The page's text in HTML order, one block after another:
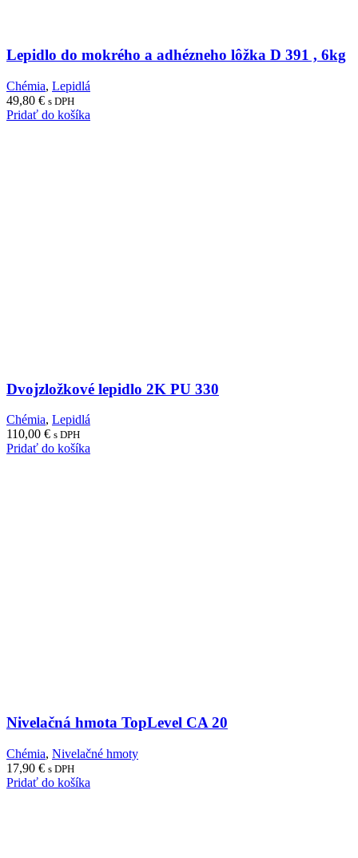
Lepidlo do mokrého a adhézneho lôžka D 391 , 6kg
Chémia, Lepidlá
49,80 € s DPH
Pridať do košíka
Dvojzložkové lepidlo 2K PU 330
Chémia, Lepidlá
110,00 € s DPH
Pridať do košíka
Nivelačná hmota TopLevel CA 20
Chémia, Nivelačné hmoty
17,90 € s DPH
Pridať do košíka